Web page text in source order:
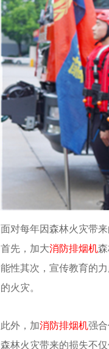
面对每年因森林火灾带
首先，加大消防排烟机
能性其次，宣传教育的
的火灾。
此外，加消防排烟机强
森林火灾带来的损失不